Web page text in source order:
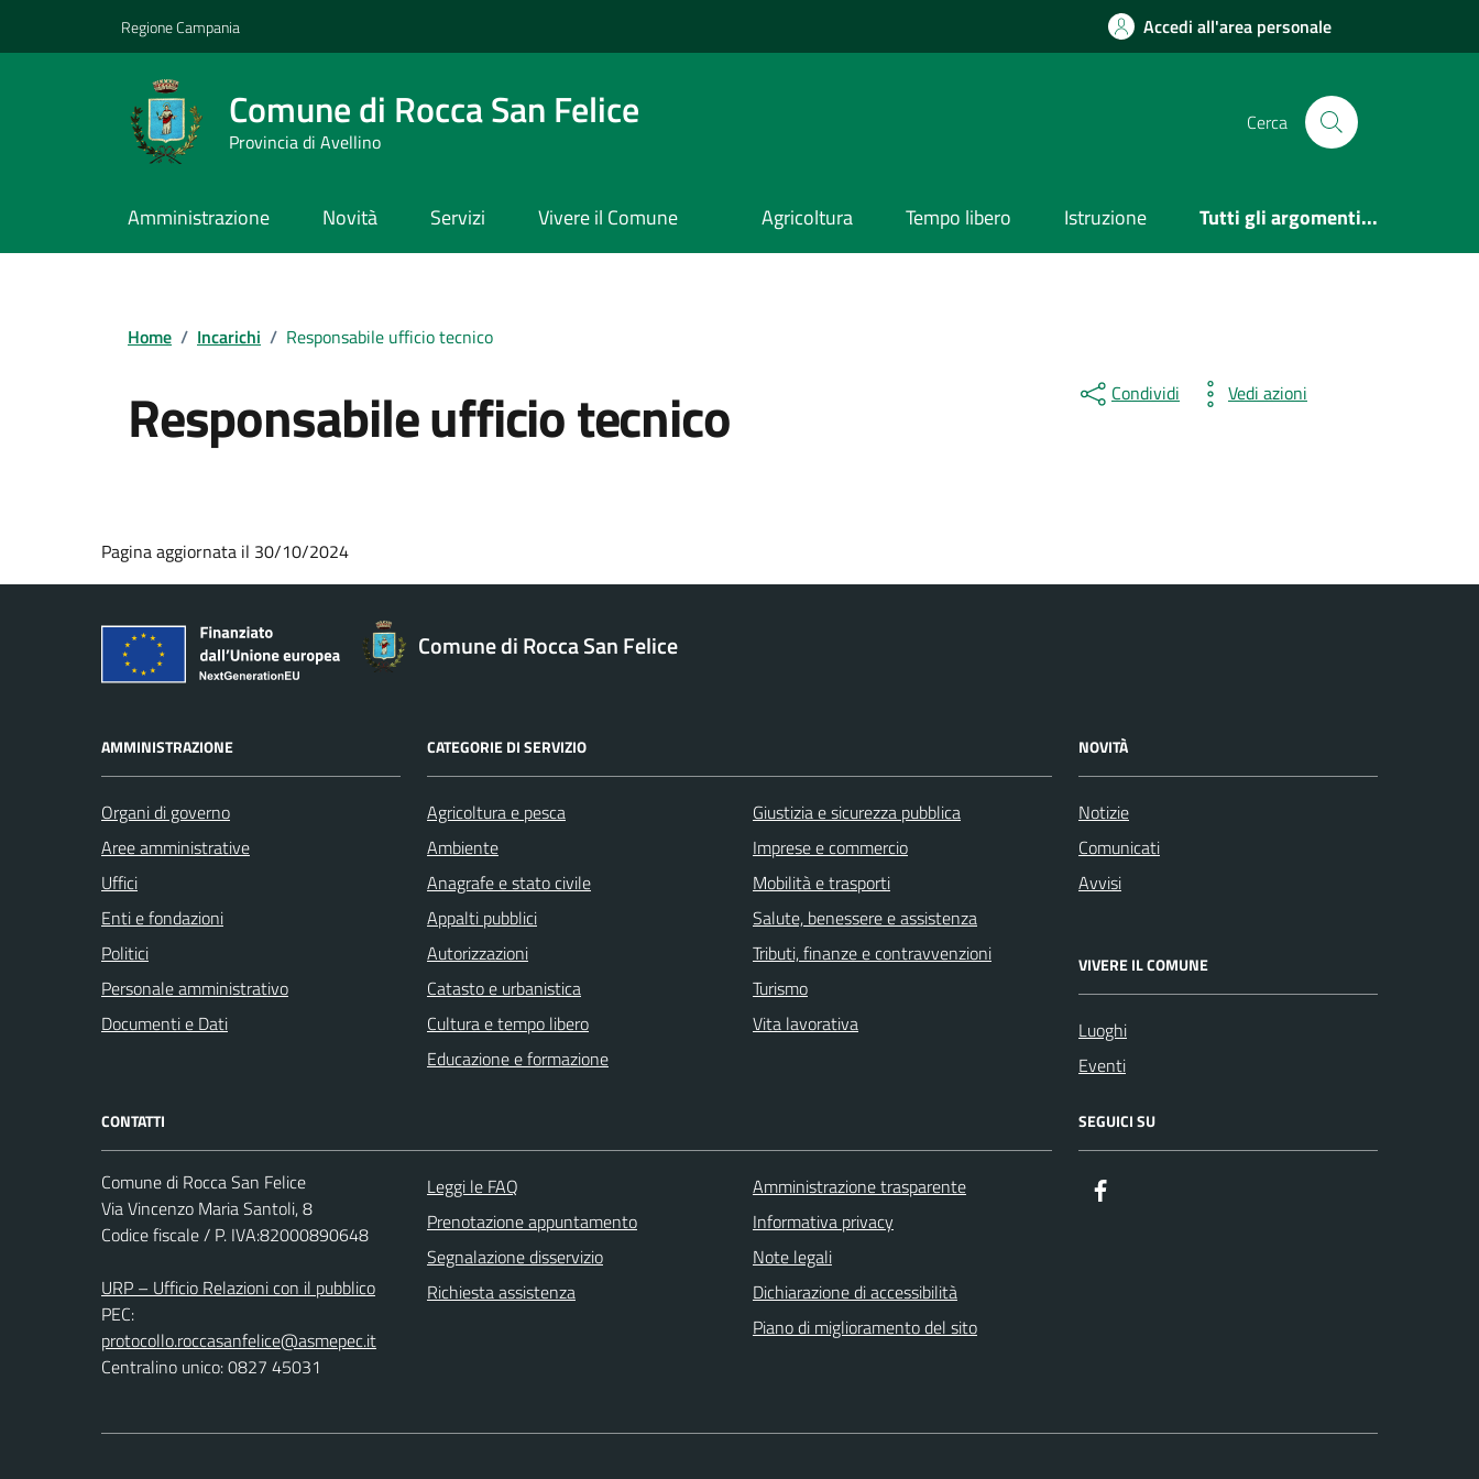
Regione Campania Accedi all'area personale
Comune di Rocca San Felice
Provincia di Avellino
Cerca
Amministrazione Novità Servizi Vivere il Comune Agricoltura Tempo libero Istruzione Tutti gli argomenti...
Home / Incarichi / Responsabile ufficio tecnico
Responsabile ufficio tecnico Condividi Vedi azioni
Pagina aggiornata il 30/10/2024
Comune di Rocca San Felice
AMMINISTRAZIONE
Organi di governo
Aree amministrative
Uffici
Enti e fondazioni
Politici
Personale amministrativo
Documenti e Dati
CATEGORIE DI SERVIZIO
Agricoltura e pesca
Ambiente
Anagrafe e stato civile
Appalti pubblici
Autorizzazioni
Catasto e urbanistica
Cultura e tempo libero
Educazione e formazione
Giustizia e sicurezza pubblica
Imprese e commercio
Mobilità e trasporti
Salute, benessere e assistenza
Tributi, finanze e contravvenzioni
Turismo
Vita lavorativa
NOVITÀ
Notizie
Comunicati
Avvisi
VIVERE IL COMUNE
Luoghi
Eventi
CONTATTI
Comune di Rocca San Felice
Via Vincenzo Maria Santoli, 8
Codice fiscale / P. IVA:82000890648
URP – Ufficio Relazioni con il pubblico
PEC:
protocollo.roccasanfelice@asmepec.it
Centralino unico: 0827 45031
Leggi le FAQ
Prenotazione appuntamento
Segnalazione disservizio
Richiesta assistenza
Amministrazione trasparente
Informativa privacy
Note legali
Dichiarazione di accessibilità
Piano di miglioramento del sito
SEGUICI SU